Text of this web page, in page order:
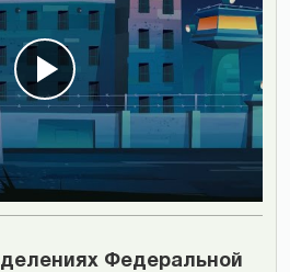
Федеральной